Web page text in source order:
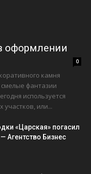
оформлении
0
камня
фантазии
используется
или...
«Царская» погасил
Агентство Бизнес